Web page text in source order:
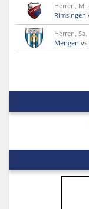
Herren,
Rimsingen
Herren,
Mengen vs.